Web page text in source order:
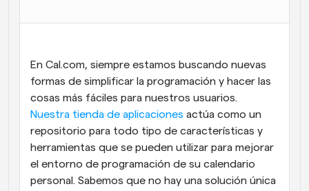
Programación potenciadda con llamadas
impulsadas por IA
Flujos de trabajo
Blog
Mantente al día con las últimas noticias y
actualizaciones
Reuniones Instantáneas
Reúnete con clientes en minutos
Enlaces de Grupo Dinámico
Reserva reuniones de forma fluida con varias personas
En Cal.com, siempre estamos buscando nuevas
formas de simplificar la programación y hacer las
Nuestra tienda de aplicaciones actúa como un
repositorio para todo tipo de características y
herramientas que se pueden utilizar para mejorar
el entorno de programación de su calendario
personal. Sabemos que no hay una solución única